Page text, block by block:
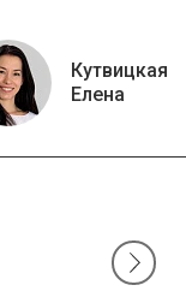
Кутвицкая
Елена